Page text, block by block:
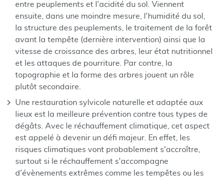
entre peuplements et l'acidité du sol. Viennent
ensuite, dans une moindre mesure, l'humidité du sol,
la structure des peuplements, le traitement de la forêt
avant la tempête (dernière intervention) ainsi que la
vitesse de croissance des arbres, leur état nutritionnel
et les attaques de pourriture. Par contre, la
topographie et la forme des arbres jouent un rôle
plutôt secondaire.
Une restauration sylvicole naturelle et adaptée aux
lieux est la meilleure prévention contre tous types de
dégâts. Avec le réchauffement climatique, cet aspect
est appelé à devenir un défi majeur. En effet, les
risques climatiques vont probablement s'accroître,
surtout si le réchauffement s'accompagne
d'évènements extrêmes comme les tempêtes ou les